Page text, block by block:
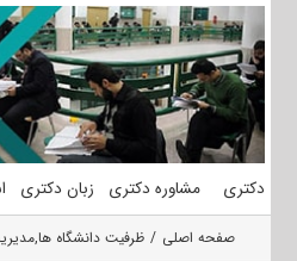
محتوا
دکتری مشاوره دکتری زبان دکتری
صفحه اصلی ظرفیت دانشگاه ها,